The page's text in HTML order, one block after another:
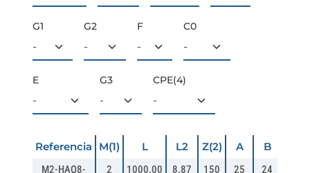
G1 G2 F C0
E G3 CPE(4)
Referencia M(1) L L2 Z(2) A B
M2-HAQ8-
2 1000.00 8.87 150 25 24